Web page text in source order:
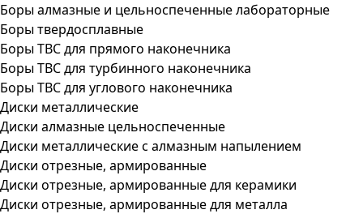
Боры алмазные и цельноспеченные лабораторные
Боры твердосплавные
Боры ТВС для прямого наконечника
Боры ТВС для турбинного наконечника
Боры ТВС для углового наконечника
Диски металлические
Диски алмазные цельноспеченные
Диски металлические с алмазным напылением
Диски отрезные, армированные
Диски отрезные, армированные для керамики
Диски отрезные, армированные для металла